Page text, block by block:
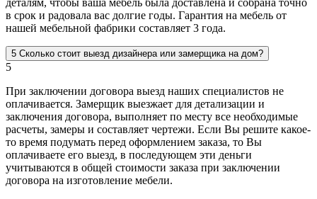
деталям, чтобы ваша мебель была доставлена и собрана точно
в срок и радовала вас долгие годы. Гарантия на мебель от
нашей мебельной фабрики составляет 3 года.
5 Сколько стоит выезд дизайнера или замерщика на дом?
5
При заключении договора выезд наших специалистов не
оплачивается. Замерщик выезжает для детализации и
заключения договора, выполняет по месту все необходимые
расчеты, замеры и составляет чертежи. Если Вы решите какое-
то время подумать перед оформлением заказа, то Вы
оплачиваете его выезд, в последующем эти деньги
учитываются в общей стоимости заказа при заключении
договора на изготовление мебели.